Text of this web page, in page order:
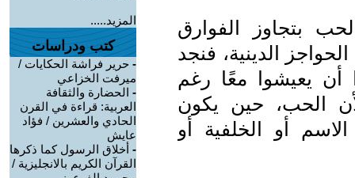
بتجاوز الفوارق
الدينية، فنجد
أن يعيشوا معًا رغم
الحب، حين يكون
أو الخلفية أو
المزيد.....
كتب ودراسات
- حرير فراشة الحكايات /
ميرفت الخزاعي
- الحضارة والثقافة
العربية: قراءة في القرن
الحادي والعشرين / فؤاد
عايش
- أخلاق الرسول كما ذكرها
القرآن الكريم بالانجليزية /